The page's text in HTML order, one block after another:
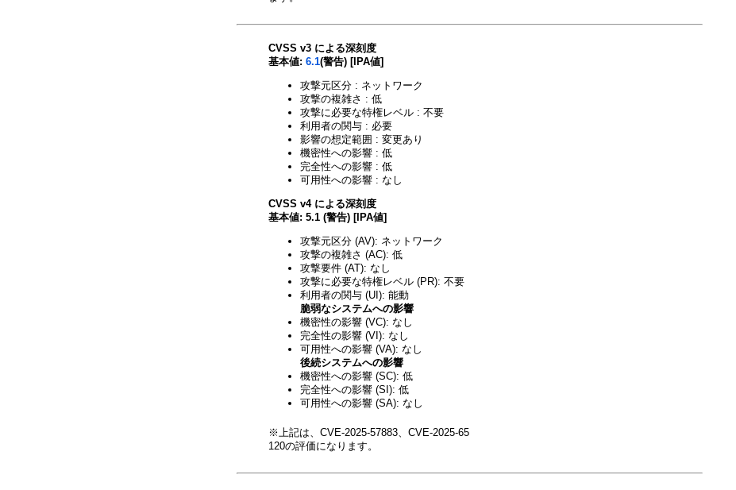
CVSS v3 による深刻度
基本値: 6.1(警告) [IPA値]
攻撃元区分 : ネットワーク
攻撃の複雑さ : 低
攻撃に必要な特権レベル : 不要
利用者の関与 : 必要
影響の想定範囲 : 変更あり
機密性への影響 : 低
完全性への影響 : 低
可用性への影響 : なし
CVSS v4 による深刻度
基本値: 5.1 (警告) [IPA値]
攻撃元区分 (AV): ネットワーク
攻撃の複雑さ (AC): 低
攻撃要件 (AT): なし
攻撃に必要な特権レベル (PR): 不要
利用者の関与 (UI): 能動
脆弱なシステムへの影響
機密性の影響 (VC): なし
完全性の影響 (VI): なし
可用性への影響 (VA): なし
後続システムへの影響
機密性への影響 (SC): 低
完全性への影響 (SI): 低
可用性への影響 (SA): なし
※上記は、CVE-2025-57883、CVE-2025-65
120の評価になります。